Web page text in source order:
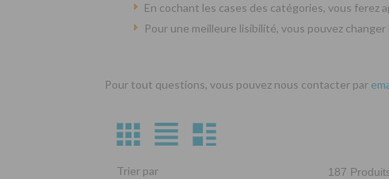
En cochant les cases des catégories, vous ferez
Pour une meilleure lisibilité, vous pouvez
Pour tout questions, vous pouvez nous contacter par
Trier par 187